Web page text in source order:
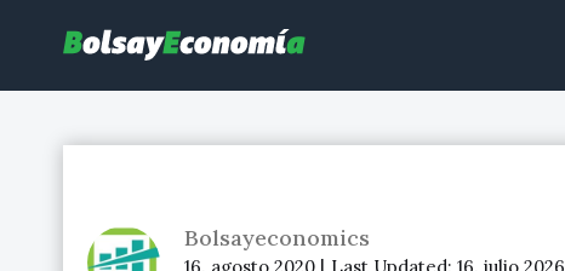
Bolsayeconomics